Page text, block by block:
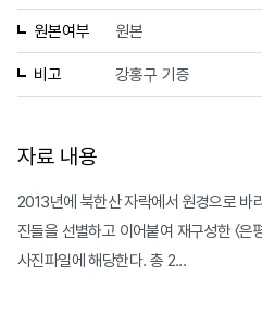
원본여부 원본
비고 강홍구 기증
자료 내용
2013년에 북한산 자락에서 원경으로 바
진들을 선별하고 이어붙여 재구성한 〈은
사진파일에 해당한다. 총 2...